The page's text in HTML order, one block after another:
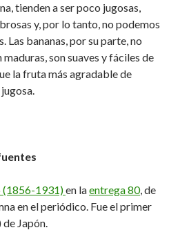
tienden a ser poco jugosas,
y, por lo tanto, no podemos
Las bananas, por su parte, no
son suaves y fáciles de
la fruta más agradable de
(1856-1931)en laentrega 80, de
en el periódico. Fue el primer
Japón.